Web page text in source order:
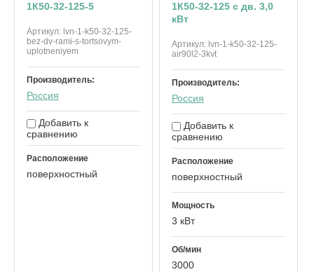
1К50-32-125-5
Артикул: lvn-1-k50-32-125-
bez-dv-rami-s-tortsovym-
uplotneniyem
Производитель:
Россия
Добавить к
сравнению
Расположение
поверхностный
1К50-32-125 с дв. 3,0
кВт
Артикул:lvn-1-k50-32-125-
air90l2-3kvt
Производитель:
Россия
Добавить к
сравнению
Расположение
поверхностный
Мощность
3 кВт
Об/мин
3000